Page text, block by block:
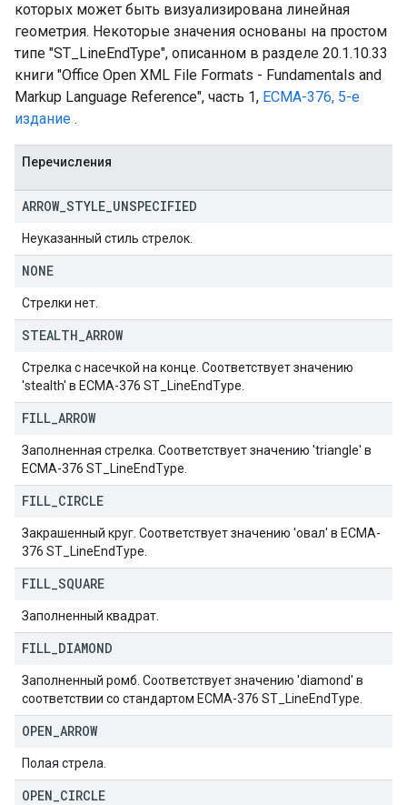
которых может быть визуализирована линейная
геометрия. Некоторые значения основаны на простом
типе "ST_LineEndType", описанном в разделе 20.1.10.33
книги "Office Open XML File Formats - Fundamentals and
Markup Language Reference", часть 1, ECMA-376, 5-е
издание .
Перечисления
ARROW_ STYLE UNSPECIFIED
Неуказанный стиль стрелок.
NONE
Стрелки нет.
STEALTH ARROW
Стрелка с насечкой на конце. Соответствует значению
'stealth' в ECMA-376 ST_LineEndType.
FILL ARROW
Заполненная стрелка. Соответствует значению 'triangle' в
ECMA-376 ST_LineEndType.
FILL CIRCLE
Закрашенный круг. Соответствует значению 'овал' в ECMA-
376 ST_LineEndType.
FILL SQUARE
Заполненный квадрат.
FILL DIAMOND
Заполненный ромб. Соответствует значению 'diamond' в
соответствии со стандартом ECMA-376 ST_LineEndType.
OPEN ARROW
Полая стрела.
OPEN CIRCLE